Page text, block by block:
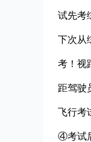
试先考
下次从
考！视
距驾驶
飞行考
④考试